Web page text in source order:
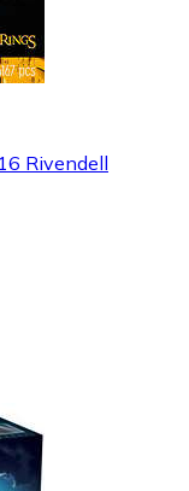
Rivendell